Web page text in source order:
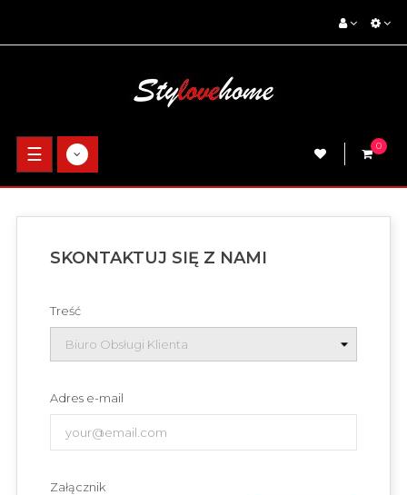
Toggle
navigation
☰ 0
SKONTAKTUJ SIĘ Z NAMI
Treść
Adres e-mail
Załącznik